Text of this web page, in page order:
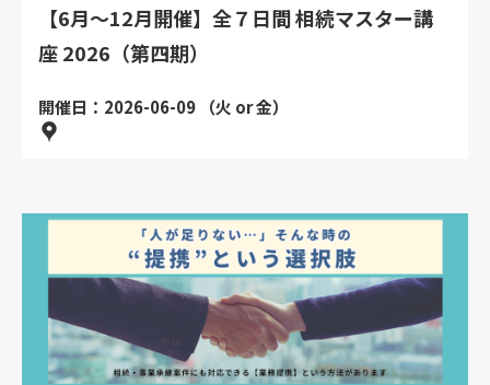
【6月～12月開催】全７日間 相続マスター講
座 2026（第四期）
開催日：2026-06-09 （火 or 金）